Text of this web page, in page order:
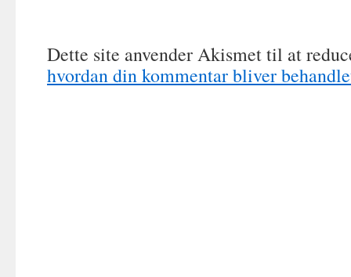
Dette site anvender Akismet til at
hvordan din kommentar bliver